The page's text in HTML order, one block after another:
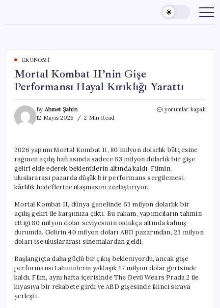
content
EKONOMI
Mortal Kombat II’nin Gişe
Performansı Hayal Kırıklığı Yarattı
By Ahmet Şahin
12 Mayıs 2026
2 Min Read
Mortal
Hayal
Kırıklığı
Yarattı
için
yorumlar kapalı
2026 yapımı Mortal Kombat II, 80 milyon dolarlık bütçesine
rağmen açılış haftasında sadece 63 milyon dolarlık bir gişe
geliri elde ederek beklentilerin altında kaldı. Filmin,
uluslararası pazarda düşük bir performans sergilemesi,
kârlılık hedeflerine ulaşmasını zorlaştırıyor.
Mortal Kombat II, dünya genelinde 63 milyon dolarlık bir
açılış geliri ile karşımıza çıktı. Bu rakam, yapımcıların tahmin
ettiği 80 milyon dolar seviyesinin oldukça altında kalmış
durumda. Gelirin 40 milyon doları ABD pazarından, 23 milyon
doları ise uluslararası sinemalardan geldi.
Başlangıçta daha güçlü bir çıkış bekleniyordu, ancak gişe
performansı tahminlerin yaklaşık 17 milyon dolar gerisinde
kaldı. Film, aynı hafta içerisinde The Devil Wears Prada 2 ile
kıyasıya bir rekabete girdi ve ABD gişesinde ikinci sıraya
yerleşti.